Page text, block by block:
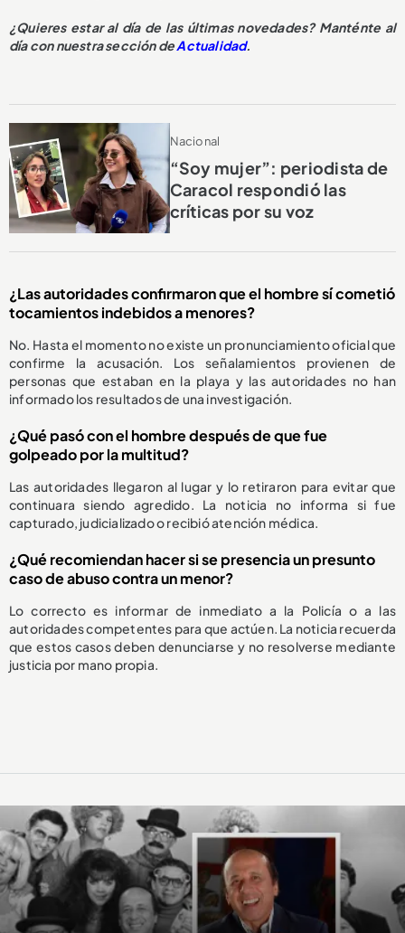
¿Quieres estar al día de las últimas novedades? Manténte al
día con nuestra sección deActualidad.
Nacional
“Soy mujer”: periodista de
Caracol respondió las
críticas por su voz
¿Las autoridades confirmaron que el hombre sí cometió
tocamientos indebidos a menores?
No. Hasta el momento no existe un pronunciamiento oficial que
confirme la acusación. Los señalamientos provienen de
personas que estaban en la playa y las autoridades no han
informado los resultados de una investigación.
¿Qué pasó con el hombre después de que fue
golpeado por la multitud?
Las autoridades llegaron al lugar y lo retiraron para evitar que
continuara siendo agredido. La noticia no informa si fue
capturado, judicializado o recibió atención médica.
¿Qué recomiendan hacer si se presencia un presunto
caso de abuso contra un menor?
Lo correcto es informar de inmediato a la Policía o a las
autoridades competentes para que actúen. La noticia recuerda
que estos casos deben denunciarse y no resolverse mediante
justicia por mano propia.